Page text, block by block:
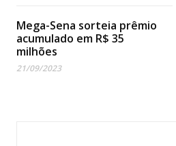
Mega-Sena sorteia prêmio
acumulado em R$ 35
milhões
21/09/2023